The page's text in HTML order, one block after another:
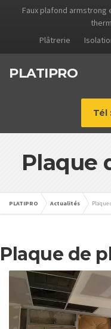
Faux plafond armstrong
Plâtrerie
PLATIPRO
Tél
Plaque
PLATIPRO Actualités Plaque
Plaque de